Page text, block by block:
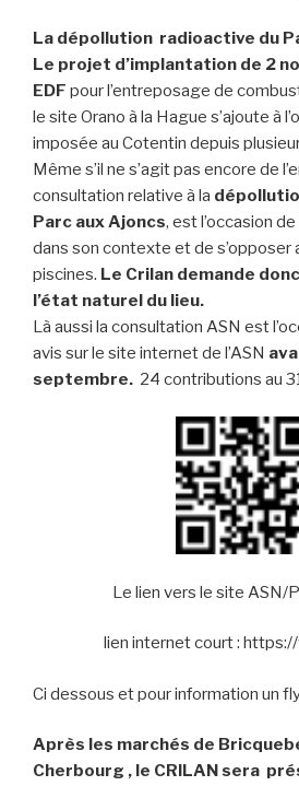
La dépollution radioactive du
Le projet d’implantation de 2
EDF pour l’entreposage de
le site Orano à la Hague s’ajoute à
imposée au Cotentin depuis
Même s’il ne s’agit pas encore de
consultation relative à la
Parc aux Ajoncs, est l’occasion
dans son contexte et de s’opposer
piscines. Le Crilan demande
l’état naturel du lieu.
Là aussi la consultation ASN est
avis sur le site internet de l’ASN
septembre. 24 contributions au
Le lien vers le site ASN/
lien internet court :
Ci dessous et pour information un
Après les marchés de
Cherbourg , le CRILAN sera